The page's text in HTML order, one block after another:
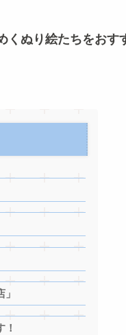
くぬり絵たちをおす